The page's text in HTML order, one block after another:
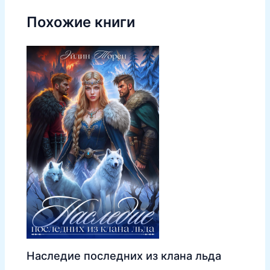
Похожие книги
Наследие последних из клана льда